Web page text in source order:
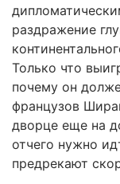
раздражение
Только что
почему он
французов
дворце еще на
отчего нужно
предрекают